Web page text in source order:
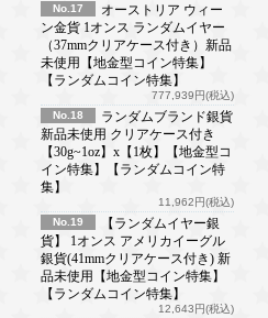
No.17
オーストリア ウィー
ン金貨 1オンス ランダムイヤー
（37mmクリアケース付き）新品
未使用【地金型コイン特集】
【ランダムコイン特集】
777,939円(税込)
No.18
ランダムブランド銀貨
新品未使用 クリアケース付き
【30g~1oz】x【1枚】【地金型コ
イン特集】【ランダムコイン特
集】
11,962円(税込)
No.19
【ランダムイヤー銀
貨】 1オンス アメリカイーグル
銀貨(41mmクリアケース付き) 新
品未使用【地金型コイン特集】
【ランダムコイン特集】
12,643円(税込)